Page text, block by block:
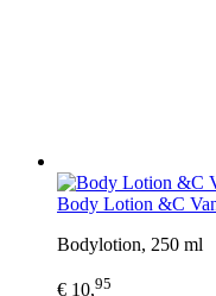
Body Lotion &C
Bodylotion, 250 ml
€ 10,95